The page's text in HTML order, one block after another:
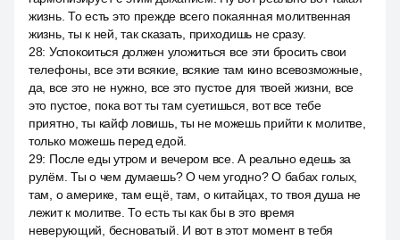
жизнь. То есть это прежде всего покаянная молитвенная
жизнь, ты к ней, так сказать, приходишь не сразу.
28: Успокоиться должен уложиться все эти бросить свои
телефоны, все эти всякие, всякие там кино всевозможные,
да, все это не нужно, все это пустое для твоей жизни, все
это пустое, пока вот ты там суетишься, вот все тебе
приятно, ты кайф ловишь, ты не можешь прийти к молитве,
только можешь перед едой.
29: После еды утром и вечером все. А реально едешь за
рулём. Ты о чем думаешь? О чем угодно? О бабах голых,
там, о америке, там ещё, там, о китайцах, то твоя душа не
лежит к молитве. То есть ты как бы в это время
неверующий, бесноватый. И вот в этот момент в тебя